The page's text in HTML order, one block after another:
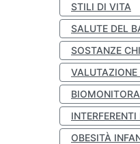
STILI DI VITA
SALUTE DEL
SOSTANZE
OBESITÀ